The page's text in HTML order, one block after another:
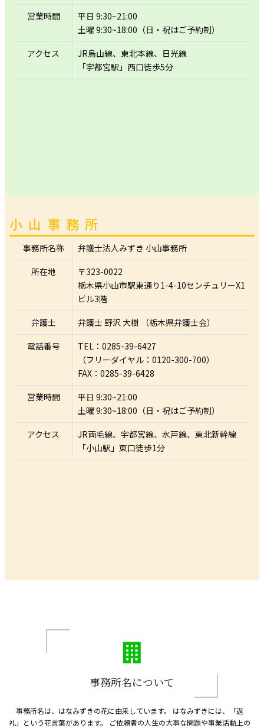
営業時間
平日 9:30~21:00
土曜 9:30~18:00（日・祝はご予約制）
アクセス
JR烏山線、東北本線、日光線
「宇都宮駅」西口徒歩5分
小山事務所
事務所名称
弁護士法人みずき 小山事務所
所在地
〒323-0022
栃木県小山市駅東通り1-4-10センチュリーX1
ビル3階
弁護士
弁護士 野沢 大樹 （栃木県弁護士会）
電話番号
TEL：0285-39-6427
（フリーダイヤル：0120-300-700）
FAX：0285-39-6428
営業時間
平日 9:30~21:00
土曜 9:30~18:00（日・祝はご予約制）
アクセス
JR両⽑線、宇都宮線、水戸線、東北新幹線
「小山駅」東口徒歩1分
事務所名について
事務所名は、はなみずきの花に由来しています。 はなみずきには、「返
礼」という花言葉があります。 ご依頼者の人生の大事な問題や事業活動上の